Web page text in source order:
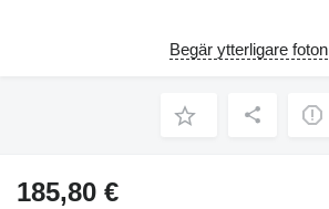
Begär ytterligare foton
185,80 €